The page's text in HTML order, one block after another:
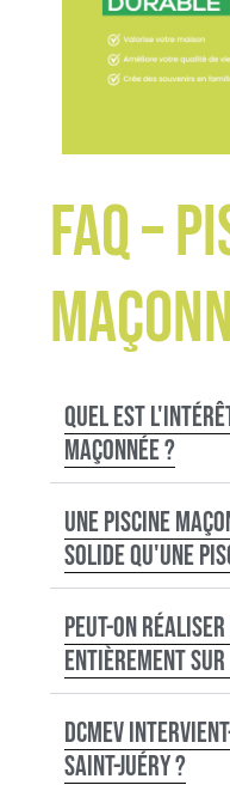
FAQ –
Quel est
maçonnée ?
Une piscine
solide qu'une
Peut-on réaliser
entièrement sur
DCMEV
Saint-Juéry ?